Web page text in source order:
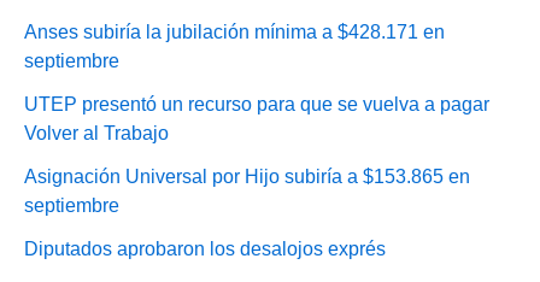
Anses subiría la jubilación mínima a $428.171 en
septiembre
UTEP presentó un recurso para que se vuelva a pagar
Volver al Trabajo
Asignación Universal por Hijo subiría a $153.865 en
septiembre
Diputados aprobaron los desalojos exprés